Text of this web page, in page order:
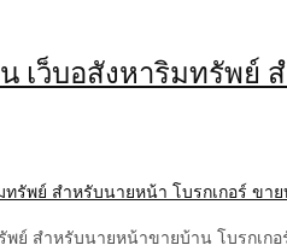
เว็บอสังหาริมทรัพย์
พย์ สำหรับนายหน้าขายบ้าน โบรกเ